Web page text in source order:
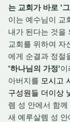
는 교회가 바로 '
이는 예수님이 교
내가 된다는 것을
교회를 위하여 자
에게 순결과 정절
'하나님의 가정'이
아버지를 모시고
구성원들 더이상
렘 성 안에서 함
새 예루살렘 성